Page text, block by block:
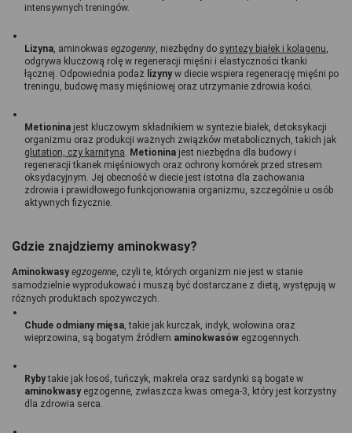
intensywnych treningów.
Lizyna, aminokwas egzogenny, niezbędny do syntezy białek i kolagenu,
odgrywa kluczową rolę w regeneracji mięśni i elastyczności tkanki
łącznej. Odpowiednia podaż lizyny w diecie wspiera regenerację mięśni po
treningu, budowę masy mięśniowej oraz utrzymanie zdrowia kości.
Metionina jest kluczowym składnikiem w syntezie białek, detoksykacji
glutation, czy karnityna. Metionina jest niezbędna dla budowy i
regeneracji tkanek mięśniowych oraz ochrony komórek przed stresem
oksydacyjnym. Jej obecność w diecie jest istotna dla zachowania
zdrowia i prawidłowego funkcjonowania organizmu, szczególnie u osób
aktywnych fizycznie.
Gdzie znajdziemy aminokwasy?
Aminokwasy egzogenne, czyli te, których organizm nie jest w stanie
samodzielnie wyprodukować i muszą być dostarczane z dietą, występują w
różnych produktach spożywczych.
Chude odmiany mięsa, takie jak kurczak, indyk, wołowina oraz
wieprzowina, są bogatym źródłem aminokwasów egzogennych.
Ryby
aminokwasy egzogenne, zwłaszcza kwas omega-3, który jest korzystny
dla zdrowia serca.